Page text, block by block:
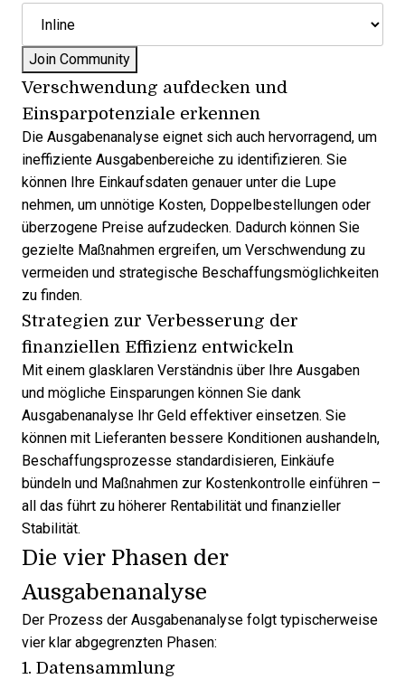
Verschwendung aufdecken und
Einsparpotenziale erkennen
Die Ausgabenanalyse eignet sich auch hervorragend, um
ineffiziente Ausgabenbereiche zu identifizieren. Sie
können Ihre Einkaufsdaten genauer unter die Lupe
nehmen, um unnötige Kosten, Doppelbestellungen oder
überzogene Preise aufzudecken. Dadurch können Sie
gezielte Maßnahmen ergreifen, um Verschwendung zu
vermeiden und strategische Beschaffungsmöglichkeiten
zu finden.
Strategien zur Verbesserung der
finanziellen Effizienz entwickeln
Mit einem glasklaren Verständnis über Ihre Ausgaben
und mögliche Einsparungen können Sie dank
Ausgabenanalyse Ihr Geld effektiver einsetzen. Sie
können mit Lieferanten bessere Konditionen aushandeln,
Beschaffungsprozesse standardisieren, Einkäufe
bündeln und Maßnahmen zur Kostenkontrolle einführen –
all das führt zu höherer Rentabilität und finanzieller
Stabilität.
Die vier Phasen der
Ausgabenanalyse
Der Prozess der Ausgabenanalyse folgt typischerweise
vier klar abgegrenzten Phasen:
1. Datensammlung